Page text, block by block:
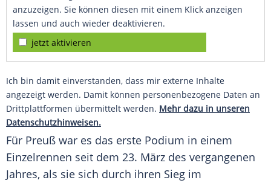
anzuzeigen. Sie können diesen mit einem Klick anzeigen
lassen und auch wieder deaktivieren.
jetzt aktivieren
Ich bin damit einverstanden, dass mir externe Inhalte
angezeigt werden. Damit können personenbezogene Daten an
Drittplattformen übermittelt werden. Mehr dazu in unseren
Datenschutzhinweisen.
Für Preuß war es das erste Podium in einem
Einzelrennen seit dem 23. März des vergangenen
Jahres, als sie sich durch ihren Sieg im